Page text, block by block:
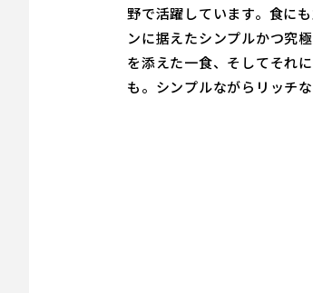
野で活躍しています。食に
ンに据えたシンプルかつ究
を添えた一食、そしてそれ
も。シンプルながらリッチ